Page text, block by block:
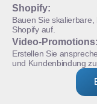
Shopify:
Bauen Sie
Shopify auf.
Video-Promotions:
Erstellen Sie
und Kundenbindung